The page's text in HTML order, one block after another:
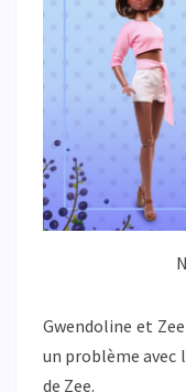
Gwendoline et
un problème avec
de Zee.